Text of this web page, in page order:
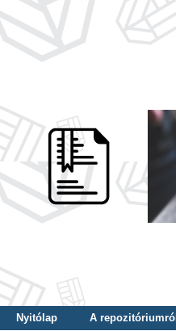
Nyitólap A repozitóriumról